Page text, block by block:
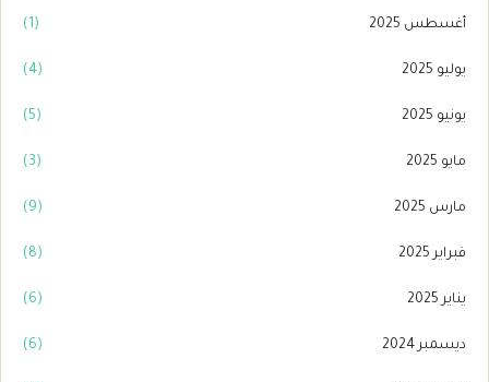
أغسطس 2025 (1)
يوليو 2025 (4)
يونيو 2025 (5)
مايو 2025 (3)
مارس 2025 (9)
فبراير 2025 (8)
يناير 2025 (6)
ديسمبر 2024 (6)